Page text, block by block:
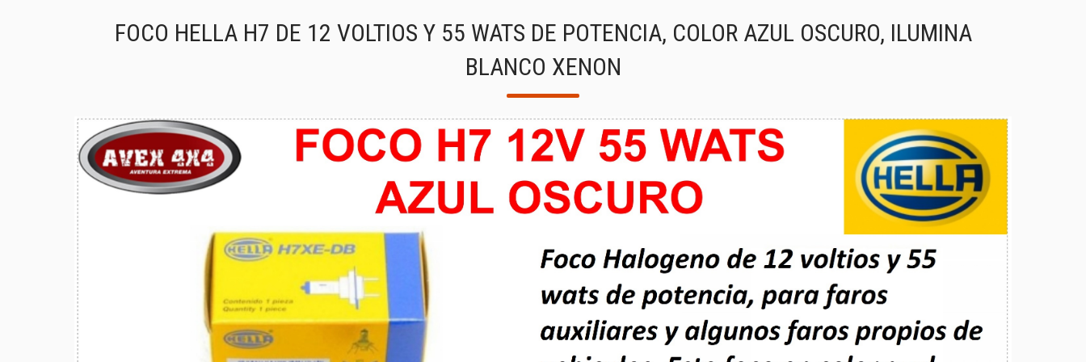
FOCO HELLA H7 DE 12 VOLTIOS Y 55 WATS DE POTENCIA, COLOR AZUL OSCURO, ILUMINA
BLANCO XENON